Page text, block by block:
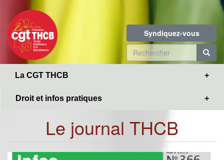
contenu
principal
Syndiquez-vous
Formulaire
de
La CGT THCB
Droit et infos pratiques
Le journal THCB